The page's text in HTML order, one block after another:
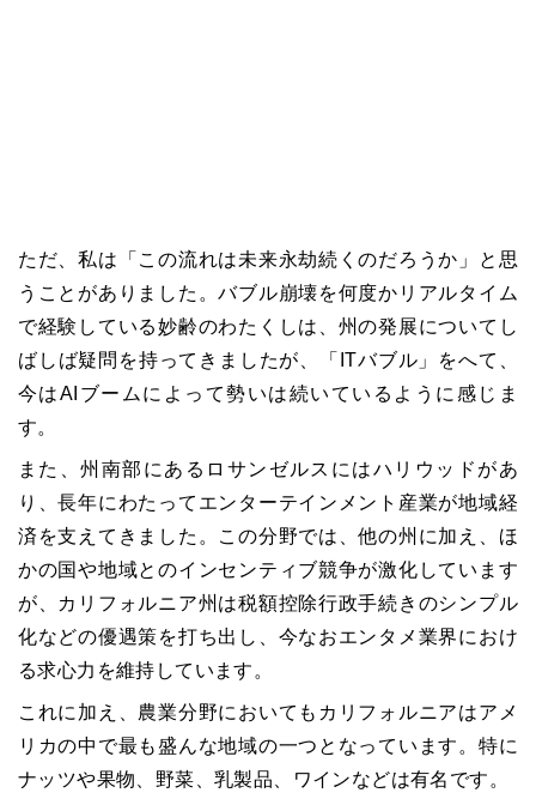
ただ、私は「この流れは未来永劫続くのだろうか」と思
うことがありました。バブル崩壊を何度かリアルタイム
で経験している妙齢のわたくしは、州の発展についてし
ばしば疑問を持ってきましたが、「ITバブル」をへて、
今はAIブームによって勢いは続いているように感じま
す。
また、州南部にあるロサンゼルスにはハリウッドがあ
り、長年にわたってエンターテインメント産業が地域経
済を支えてきました。この分野では、他の州に加え、ほ
かの国や地域とのインセンティブ競争が激化しています
が、カリフォルニア州は税額控除行政手続きのシンプル
化などの優遇策を打ち出し、今なおエンタメ業界におけ
る求心力を維持しています。
これに加え、農業分野においてもカリフォルニアはアメ
リカの中で最も盛んな地域の一つとなっています。特に
ナッツや果物、野菜、乳製品、ワインなどは有名です。